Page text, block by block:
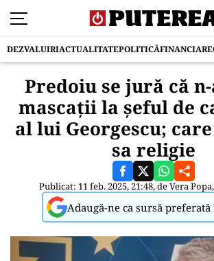
DEZVALUIRIACTUALITATEPOLITICĂFINANCIAR
Predoiu se jură că
mascații la șeful de
al lui Georgescu;
sa religie
Publicat: 11 feb. 2025, 21:48, deVera Popa
Adaugă-ne ca sursă